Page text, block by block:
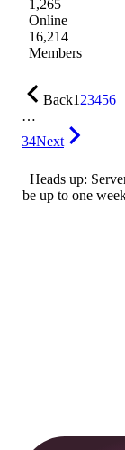
1,265
Online
16,214
Members
Back123456
…
34Next
Heads up:
be up to one